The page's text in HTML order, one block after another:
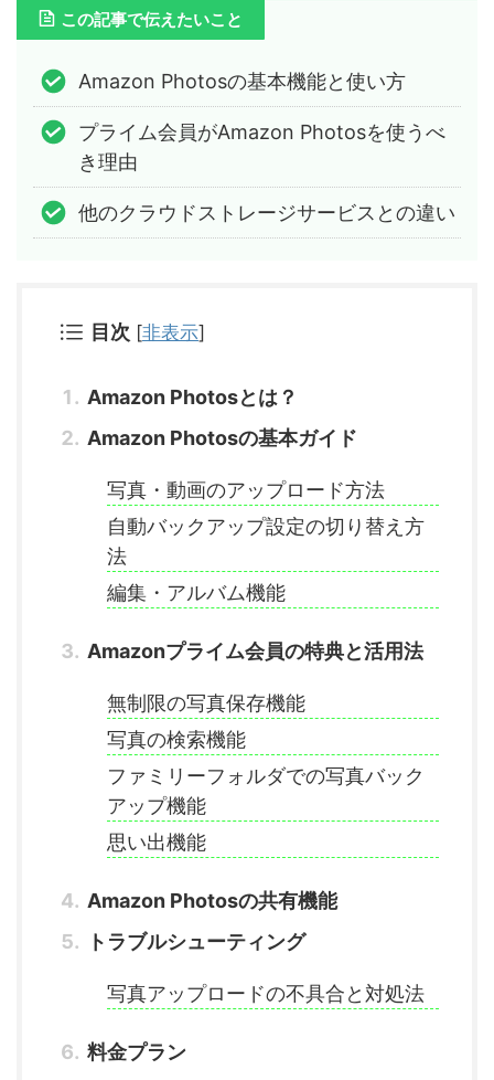
この記事で伝えたいこと
Amazon Photosの基本機能と使い方
プライム会員がAmazon Photosを使うべ
き理由
他のクラウドストレージサービスとの違い
目次 [非表示]
Amazon Photosとは？
Amazon Photosの基本ガイド
写真・動画のアップロード方法
自動バックアップ設定の切り替え方
法
編集・アルバム機能
Amazonプライム会員の特典と活用法
無制限の写真保存機能
写真の検索機能
ファミリーフォルダでの写真バック
アップ機能
思い出機能
Amazon Photosの共有機能
トラブルシューティング
写真アップロードの不具合と対処法
料金プラン